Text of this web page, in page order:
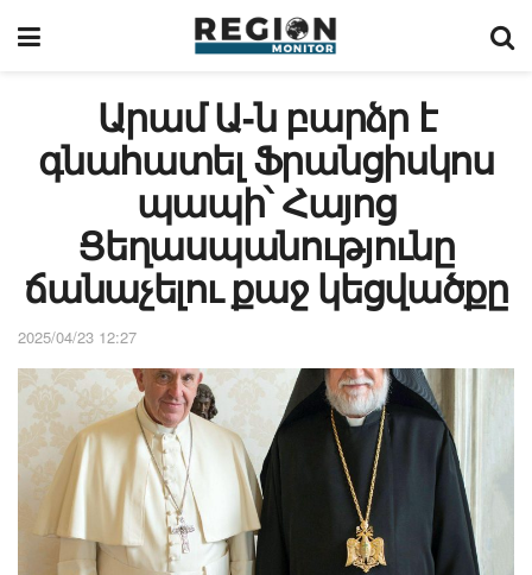
Արամ Ա-ն բարձր է
գնահատել Ֆրանցիսկոս
պապի՝ Հայոց
Ցեղասպանությունը
ճանաչելու քաջ կեցվածքը
2025/04/23 12:27